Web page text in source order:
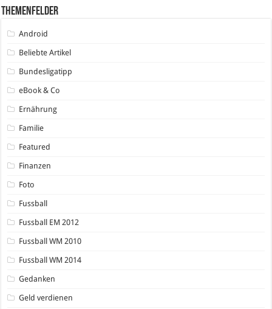
Themenfelder
Android
Beliebte Artikel
Bundesligatipp
eBook & Co
Ernährung
Familie
Featured
Finanzen
Foto
Fussball
Fussball EM 2012
Fussball WM 2010
Fussball WM 2014
Gedanken
Geld verdienen